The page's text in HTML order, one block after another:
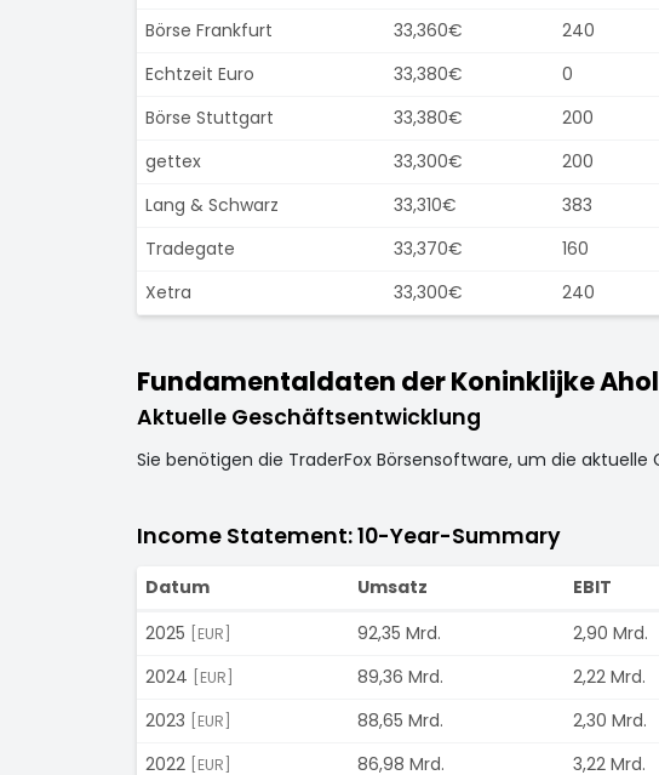
Börse Frankfurt
33,360€ 240
Echtzeit Euro
33,380€ 0
Börse Stuttgart
33,380€ 200
gettex
33,300€ 200
Lang & Schwarz
33,310€ 383
Tradegate
33,370€ 160
Xetra
33,300€ 240
Fundamentaldaten der Koninklijke
Aktuelle Geschäftsentwicklung
Sie benötigen die TraderFox Börsensoftware, um die
Income Statement: 10-Year-Summary
Datum Umsatz EBIT
2025
[EUR] 92,35 Mrd. 2,90 Mrd.
2024
[EUR] 89,36 Mrd. 2,22 Mrd.
2023
[EUR] 88,65 Mrd. 2,30 Mrd.
2022
[EUR] 86,98 Mrd. 3,22 Mrd.